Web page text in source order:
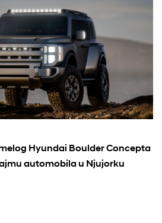
Hyundai Boulder Concepta
automobila u Njujorku